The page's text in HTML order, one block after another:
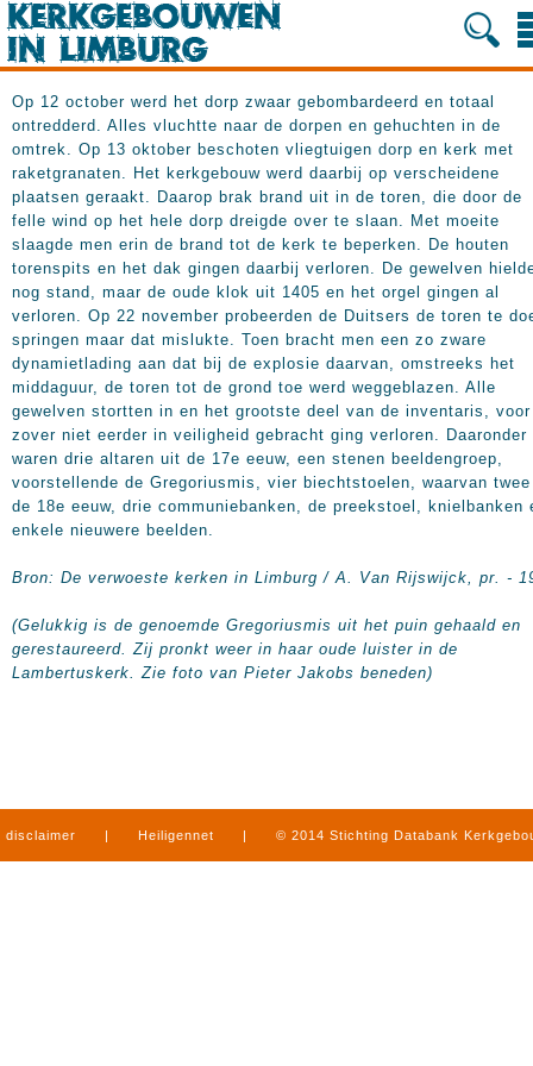
Op 12 october werd het dorp zwaar gebombardeerd en totaal
ontredderd. Alles vluchtte naar de dorpen en gehuchten in de
omtrek. Op 13 oktober beschoten vliegtuigen dorp en kerk met
raketgranaten. Het kerkgebouw werd daarbij op verscheidene
plaatsen geraakt. Daarop brak brand uit in de toren, die door de
felle wind op het hele dorp dreigde over te slaan. Met moeite
slaagde men erin de brand tot de kerk te beperken. De houten
torenspits en het dak gingen daarbij verloren. De gewelven
nog stand, maar de oude klok uit 1405 en het orgel gingen al
verloren. Op 22 november probeerden de Duitsers de toren te
springen maar dat mislukte. Toen bracht men een zo zware
dynamietlading aan dat bij de explosie daarvan, omstreeks het
middaguur, de toren tot de grond toe werd weggeblazen. Alle
gewelven stortten in en het grootste deel van de inventaris, voor
zover niet eerder in veiligheid gebracht ging verloren. Daaronder
waren drie altaren uit de 17e eeuw, een stenen beeldengroep,
voorstellende de Gregoriusmis, vier biechtstoelen, waarvan
de 18e eeuw, drie communiebanken, de preekstoel, knielbanken
enkele nieuwere beelden.
Bron: De verwoeste kerken in Limburg / A. Van Rijswijck, pr. -
(Gelukkig is de genoemde Gregoriusmis uit het puin gehaald en
gerestaureerd. Zij pronkt weer in haar oude luister in de
Lambertuskerk. Zie foto van Pieter Jakobs beneden)
disclaimer | Heiligennet | © 2014 Stichting Databank